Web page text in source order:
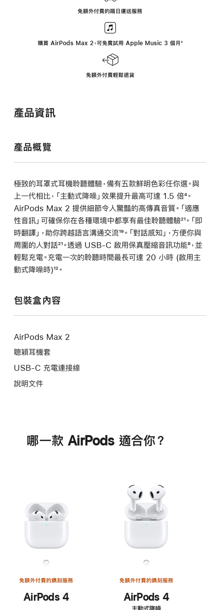
開
免額外付費的隔日運送服務
購買 AirPods Max 2，可免費試用 Apple Music 3 個月 ‍註
‍⁺
免額外付費輕鬆退貨
產品資訊
產品概覽
極致的耳罩式耳機聆聽體驗，備有五款鮮明色彩任你選。與
上一代相比，「主動式降噪」效果提升最高可達 1.5 倍註腳
⁴。
AirPods Max 2 提供細節令人驚豔的高傳真音質。「適應
性音訊」可確保你在各種環境中都享有最佳聆聽體驗註
腳
²¹。「即
時翻譯」，助你跨越語言溝通交流註
腳
¹⁹。「對話感知」，方便你與
周圍的人對話註
腳
²¹。透過 USB-C 啟用保真壓縮音訊功能註
腳
⁸，並
輕鬆充電。充電一次的聆聽時間最長可達 20 小時 (啟用主
動式降噪時)註
¹²。
包裝盒內容
AirPods Max 2
聰穎耳機套
USB-C 充電連接線
說明文件
哪一款 AirPods 適合你？
免額外付費的鐫刻服務
AirPods 4
免額外付費的鐫刻服務
AirPods 4
主動式降噪